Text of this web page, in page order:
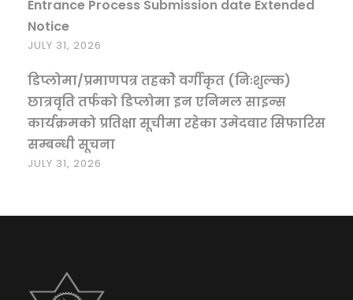
Entrance Process Submission date Extended
Notice
JULY 31, 2026
डिप्लोमा/प्रमाणपत्र तहकोे वर्गीकृत (निःशुल्क)
छात्रवृति तर्फको डिप्लोमा इन एनिमल साइन्स
कार्यक्रमको प्रतिक्षा सूचीमा रहेका उमेदवार सिफारिस
सम्बन्धी सूचना
JULY 31, 2026